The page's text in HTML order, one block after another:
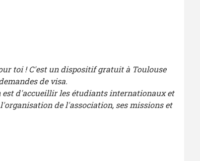
toi ! C'est un dispositif gratuit à Toulouse
de visa.
d'accueillir les étudiants internationaux et
de l'association, ses missions et